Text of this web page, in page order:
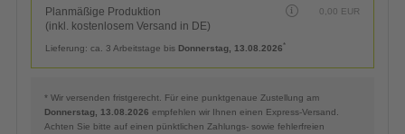
Planmäßige Produktion
(inkl. kostenlosem Versand in DE)
0,00 EUR
Lieferung: ca. 3 Arbeitstage bis Donnerstag, 13.08.2026*
* Wir versenden fristgerecht. Für eine punktgenaue Zustellung am
Donnerstag, 13.08.2026 empfehlen wir Ihnen einen Express-Versand.
Achten Sie bitte auf einen pünktlichen Zahlungs- sowie fehlerfreien